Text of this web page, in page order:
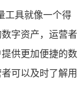
工具就像一个得
字资产，运营者
供更加便捷的数
可以及时了解用